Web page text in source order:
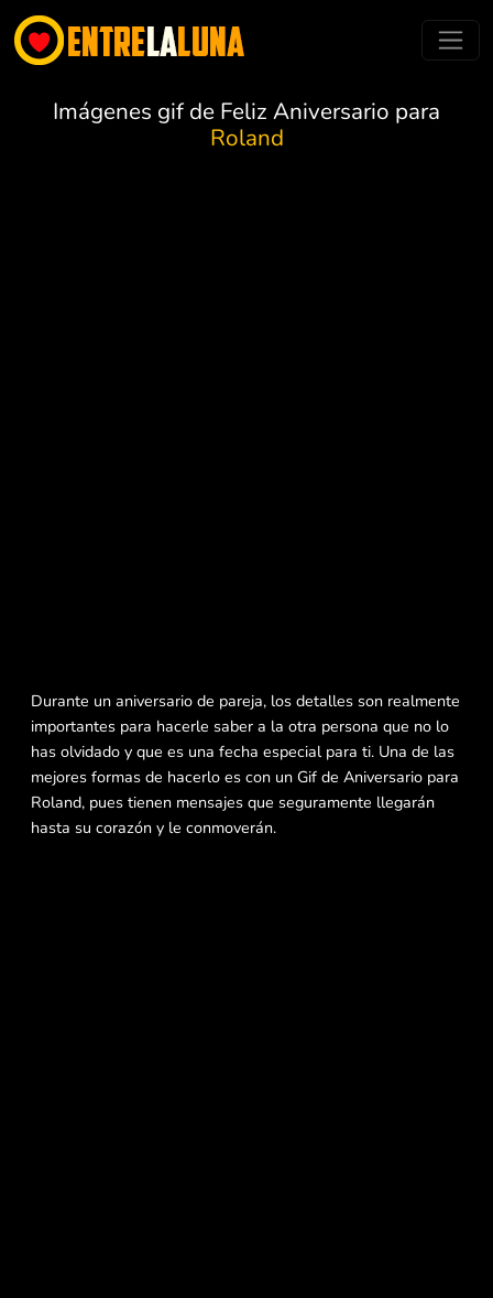
Imágenes gif de Feliz Aniversario para
Roland
Durante un aniversario de pareja, los detalles son realmente
importantes para hacerle saber a la otra persona que no lo
has olvidado y que es una fecha especial para ti. Una de las
mejores formas de hacerlo es con un Gif de Aniversario para
Roland, pues tienen mensajes que seguramente llegarán
hasta su corazón y le conmoverán.